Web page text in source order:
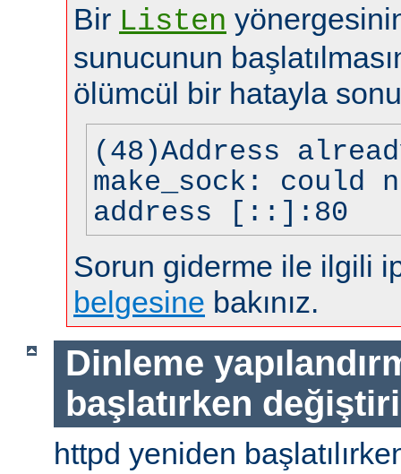
Bir Listen
sunucunun
ölümcül bir hatayla
(48)Address
make_sock: could
address [::]:80
Sorun giderme ile ilgili
belgesine bakınız.
Dinleme
başlatırken
httpd yeniden